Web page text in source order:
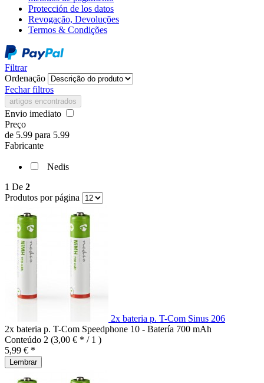
Protección de los datos
Revogação, Devoluções
Termos & Condições
Filtrar
Ordenação
Fechar filtros
artigos encontrados
Envio imediato
Preço
de 5.99 para 5.99
Fabricante
Nedis
1 De 2
Produtos por página
2x bateria p. T-Com Sinus 206
2x bateria p. T-Com Speedphone 10 - Batería 700 mAh
Conteúdo 2 (3,00 € * / 1 )
5,99 € *
Lembrar